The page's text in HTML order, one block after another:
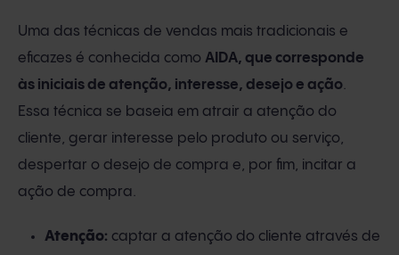
Uma das técnicas de vendas mais tradicionais e
eficazes é conhecida como AIDA, que corresponde
às iniciais de atenção, interesse, desejo e ação.
Essa técnica se baseia em atrair a atenção do
cliente, gerar interesse pelo produto ou serviço,
despertar o desejo de compra e, por fim, incitar a
ação de compra.
Atenção: captar a atenção do cliente através de